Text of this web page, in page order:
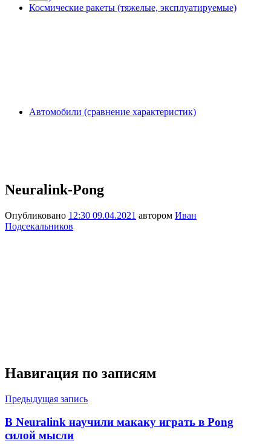
Космические ракеты (тяжелые, эксплуатируемые)
Автомобили (сравнение характеристик)
Neuralink-Pong
Опубликовано 12:30 09.04.2021 автором Иван
Подсекальников
Навигация по записям
Предыдущая запись
В Neuralink научили макаку играть в Pong
силой мысли